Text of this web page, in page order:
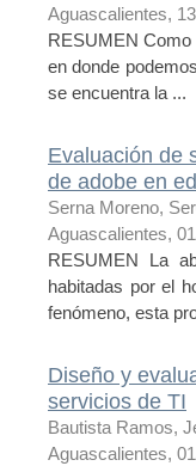
Aguascalientes,
RESUMEN Como
en donde
se encuentra la ...
Evaluación de
de adobe en
Serna Moreno,
Aguascalientes,
RESUMEN La
habitadas por el
fenómeno, esta
Diseño y
servicios de TI
Bautista Ramos,
Aguascalientes,